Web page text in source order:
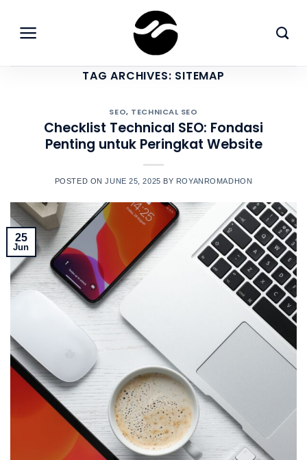
content
TAG ARCHIVES: SITEMAP
SEO, TECHNICAL SEO
Checklist Technical SEO: Fondasi
Penting untuk Peringkat Website
POSTED ONJUNE 25, 2025 BY ROYANROMADHON
25
Jun